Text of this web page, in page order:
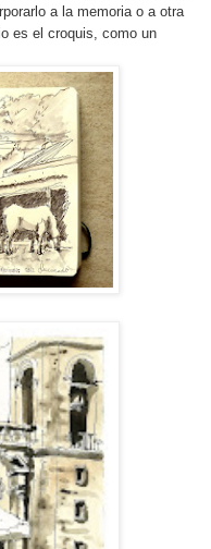
a la memoria o a otra
es el croquis, como un